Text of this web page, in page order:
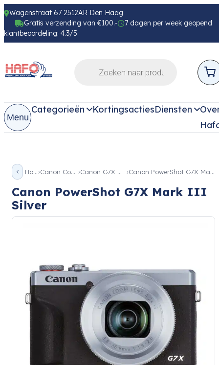
Wagenstraat 67 2512AR Den Haag
Gratis verzending van €100.-
7 dagen per week geopend
klantbeoordeling: 4.3/5
Menu
Categorieën KortingsactiesDiensten
Home Canon Compact Canon G7X Mark III Canon PowerShot G7X Mark III Silver
Canon PowerShot G7X Mark III
Silver